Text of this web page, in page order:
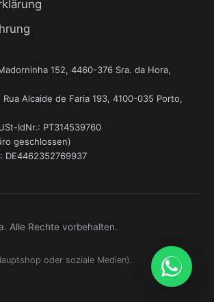
152, 4460-376 Sra. da Hora,
Rua Alcaide de Faria 193, 4100-035 Porto,
IdNr.: PT314539760
geschlossen)
DE4462352769937
Alle Rechte vorbehalten.
oder soziale Medien).